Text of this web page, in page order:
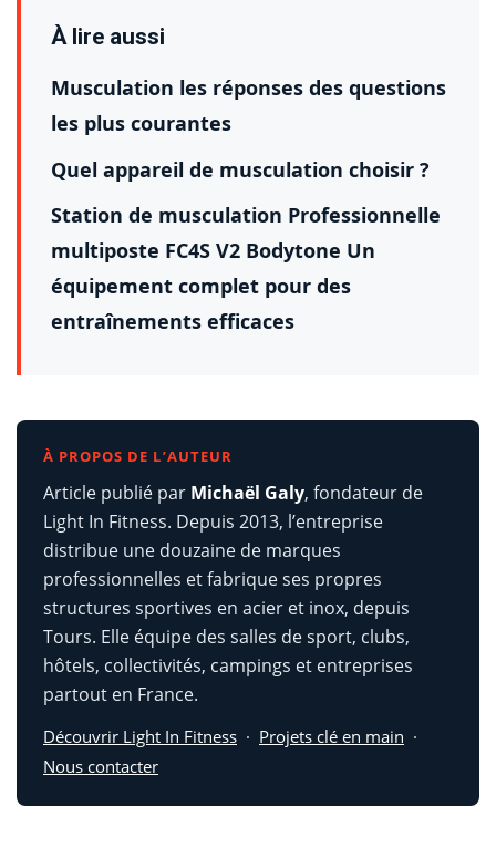
À lire aussi
Musculation les réponses des questions
les plus courantes
Quel appareil de musculation choisir ?
Station de musculation Professionnelle
multiposte FC4S V2 Bodytone Un
équipement complet pour des
entraînements efficaces
À PROPOS DE L’AUTEUR
Article publié par Michaël Galy, fondateur de
Light In Fitness. Depuis 2013, l’entreprise
distribue une douzaine de marques
professionnelles et fabrique ses propres
structures sportives en acier et inox, depuis
Tours. Elle équipe des salles de sport, clubs,
hôtels, collectivités, campings et entreprises
partout en France.
Découvrir Light In Fitness · Projets clé en main ·
Nous contacter